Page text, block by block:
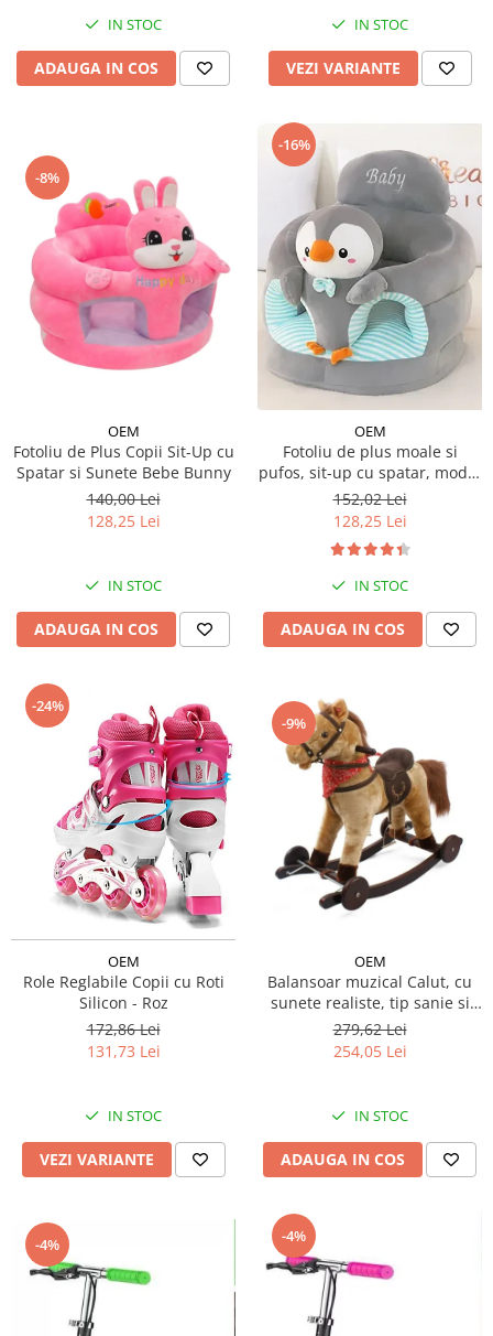
IN STOC
ADAUGA IN COS
IN STOC
VEZI VARIANTE
-8%
OEM
Fotoliu de Plus Copii Sit-Up cu
Spatar si Sunete Bebe Bunny
140,00 Lei
128,25 Lei
IN STOC
ADAUGA IN COS
-16%
OEM
Fotoliu de plus moale si
pufos, sit-up cu spatar, model
animalute
152,02 Lei
128,25 Lei
IN STOC
ADAUGA IN COS
-24%
OEM
Role Reglabile Copii cu Roti
Silicon - Roz
172,86 Lei
131,73 Lei
IN STOC
VEZI VARIANTE
-9%
OEM
Balansoar muzical Calut, cu
sunete realiste, tip sanie si
roti - Crem
279,62 Lei
254,05 Lei
IN STOC
ADAUGA IN COS
-4% -4%